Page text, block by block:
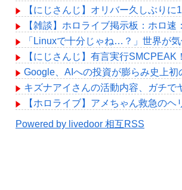
【にじさんじ】オリバー久しぶりに
【雑談】ホロライブ掲示板：ホロ
「Linuxで十分じゃね…？」世界が
【にじさんじ】有言実行
Google、AIへの投資が膨らみ史上
キズナアイさんの活動内容、ガチで
【ホロライブ】アメちゃん救急の
Powered by livedoor 相互RSS